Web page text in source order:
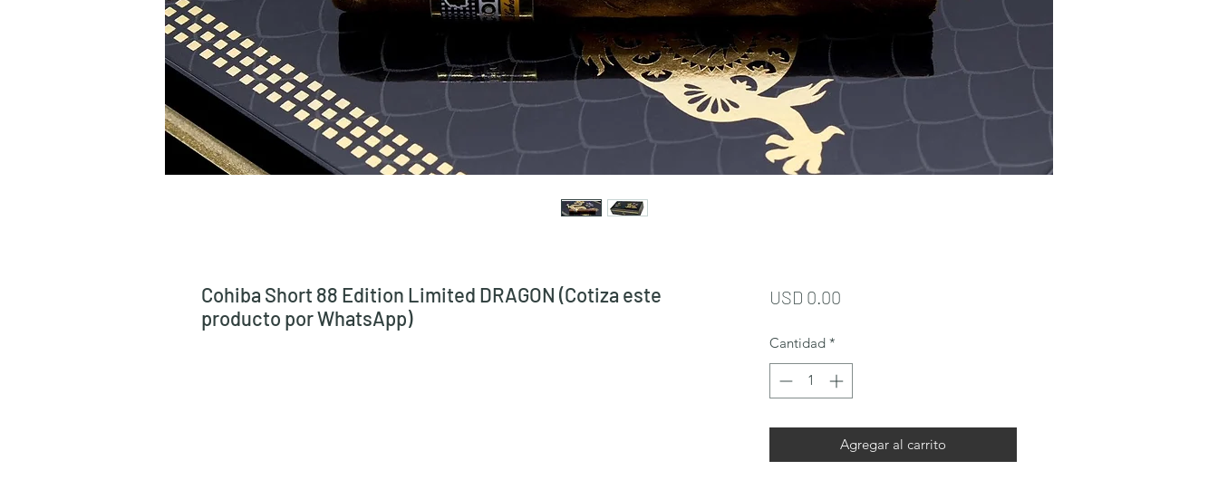
Cohiba Short 88 Edition Limited DRAGON (Cotiza este
producto por WhatsApp)
USD 0.00Precio
Cantidad *
Agregar al carrito